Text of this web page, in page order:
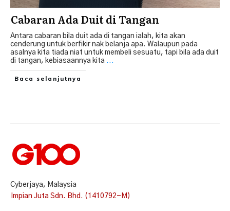
Cabaran Ada Duit di Tangan
Antara cabaran bila duit ada di tangan ialah, kita akan
cenderung untuk berfikir nak belanja apa. Walaupun pada
asalnya kita tiada niat untuk membeli sesuatu, tapi bila ada duit
di tangan, kebiasaannya kita ...
Baca selanjutnya
Cyberjaya, Malaysia
Impian Juta Sdn. Bhd. (1410792-M)